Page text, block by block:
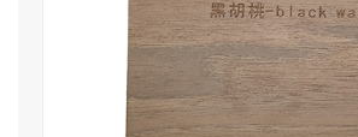
Português
بالعربية